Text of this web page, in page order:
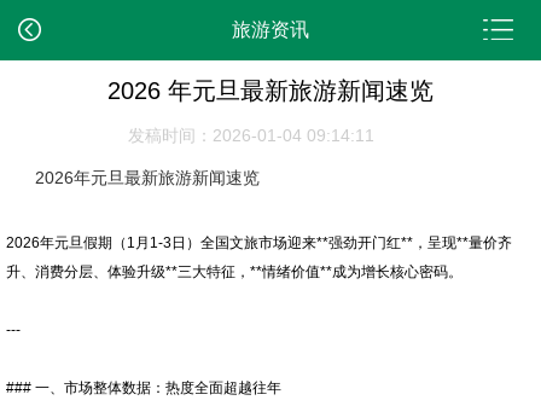
旅游资讯
2026 年元旦最新旅游新闻速览
发稿时间：2026-01-04 09:14:11
2026年元旦最新旅游新闻速览
2026年元旦假期（1月1-3日）全国文旅市场迎来**强劲开门红**，呈现**量价齐
升、消费分层、体验升级**三大特征，**情绪价值**成为增长核心密码。
---
### 一、市场整体数据：热度全面超越往年